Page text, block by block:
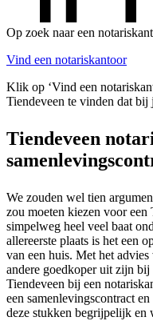
Op zoek naar een
Vind een notariskantoor
Klik op ‘Vind een
Tiendeveen te vinden dat bij
Tiendeveen
We zouden wel tien
zou moeten kiezen voor
simpelweg heel veel baat
allereerste plaats is het een
van een huis. Met het
andere goedkoper uit zijn bij
Tiendeveen bij een
een samenlevingscontract
deze stukken begrijpelijk en